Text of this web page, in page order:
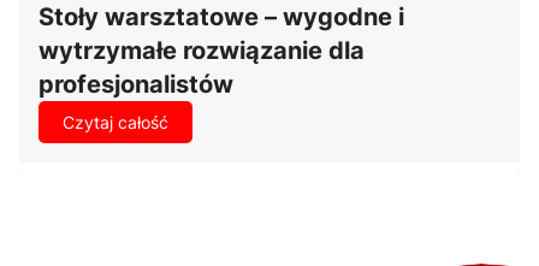
Stoły warsztatowe – wygodne i
wytrzymałe rozwiązanie dla
profesjonalistów
Czytaj całość